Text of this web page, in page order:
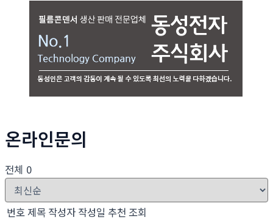
온라인문의
전체 0
번호제목 작성자 작성일 추천 조회